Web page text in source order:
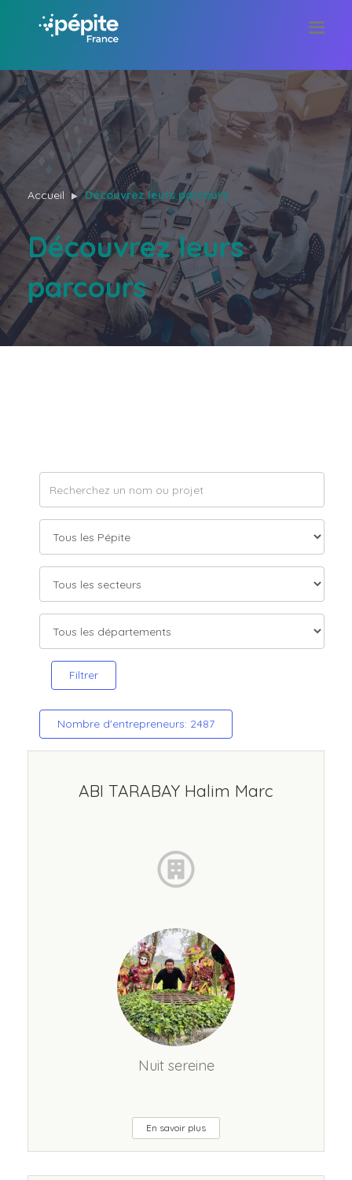
Accueil Découvrez leurs parcours
Découvrez leurs
parcours
Nombre d'entrepreneurs: 2487
ABI TARABAY Halim Marc
Nuit sereine
En savoir plus